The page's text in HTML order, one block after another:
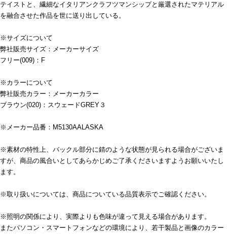
テイストと、繊細なイタリアンクラフツマンシップと厳選されたマテリアル
を融合させた作品を世に送り出している。
※サイズについて
弊社販売サイズ：メーカーサイズ
フリー(009)：F
※カラーについて
弊社販売カラー：メーカーカラー
ブラウン(020)：スウェードGREY３
※メーカー品番：M5130AALASKA
※素材の特性上、バックル部分に錆のような状態が見られる場合がございま
すが、商品の風合いとしてあらかじめご了承くださいますようお願いいたし
ます。
※取り扱いについては、商品についている品質表示でご確認ください。
※照明の関係により、実際よりも色味が違って見える場合があります。
またパソコン・スマートフォンなどの環境により、若干製品と画像のカラー